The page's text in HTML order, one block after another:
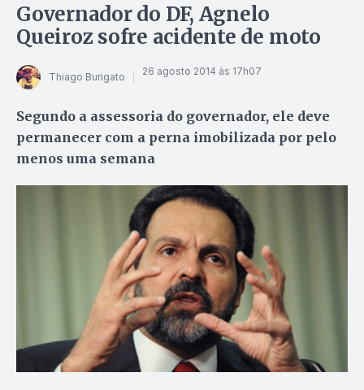
Governador do DF, Agnelo
Queiroz sofre acidente de moto
Thiago Burigato 26 agosto 2014 às 17h07
Segundo a assessoria do governador, ele deve
permanecer com a perna imobilizada por pelo
menos uma semana